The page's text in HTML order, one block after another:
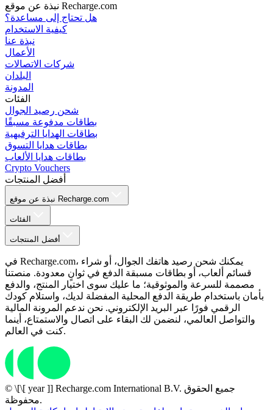
نبذة عن موقع Recharge.com
هل تحتاج إلى مساعدة؟
كيفية الاستخدام
نبذة عنا
الأعمال
شركات الاتصالات
البلدان
المدونة
الفئات
شحن رصيد الجوال
بطاقات مدفوعة مسبقًا
بطاقات الهدايا الترفيهية
بطاقات هدايا التسوق
بطاقات هدايا الألعاب
Crypto Vouchers
أفضل المنتجات
نبذة عن موقع Recharge.com
الفئات
أفضل المنتجات
في Recharge.com، يمكنك شحن رصيد هاتفك الجوال، أو شراء
قسائم ألعاب، أو بطاقات مسبقة الدفع في ثوانٍ معدودة. منصتنا
مصممة للسرعة والموثوقية؛ ما عليك سوى اختيار المنتج، والدفع
بأمان باستخدام طريقة الدفع المحلية المفضلة لديك، واستلام كودك
الرقمي فورًا عبر البريد الإلكتروني. نحن ندعم المرونة المالية
والتواصل العالمي، لنضمن لك البقاء على اتصال والاستمتاع، أينما
كنت في العالم.
© \[\[ year ]] Recharge.com International B.V. جميع الحقوق
محفوظة.